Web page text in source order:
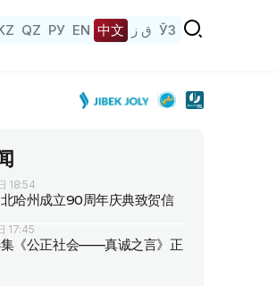
QZ РУ EN 中文 ق ز ЎЗ
18:54
哈州成立90周年庆典致贺信
17:45
《公正社会——真诚之言》正